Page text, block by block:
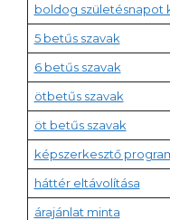
boldog születésnapot
5 betűs szavak
6 betűs szavak
ötbetűs szavak
öt betűs szavak
képszerkesztő
háttér eltávolítása
árajánlat minta